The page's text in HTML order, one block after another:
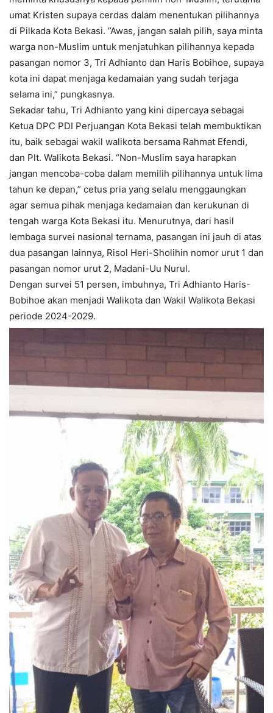
umat Kristen supaya cerdas dalam menentukan pilihannya
di Pilkada Kota Bekasi. ”Awas, jangan salah pilih, saya minta
warga non-Muslim untuk menjatuhkan pilihannya kepada
pasangan nomor 3, Tri Adhianto dan Haris Bobihoe, supaya
kota ini dapat menjaga kedamaian yang sudah terjaga
selama ini,” pungkasnya.
Sekadar tahu, Tri Adhianto yang kini dipercaya sebagai
Ketua DPC PDI Perjuangan Kota Bekasi telah membuktikan
itu, baik sebagai wakil walikota bersama Rahmat Efendi,
dan Plt. Walikota Bekasi. “Non-Muslim saya harapkan
jangan mencoba-coba dalam memilih pilihannya untuk lima
tahun ke depan,” cetus pria yang selalu menggaungkan
agar semua pihak menjaga kedamaian dan kerukunan di
tengah warga Kota Bekasi itu. Menurutnya, dari hasil
lembaga survei nasional ternama, pasangan ini jauh di atas
dua pasangan lainnya, Risol Heri-Sholihin nomor urut 1 dan
pasangan nomor urut 2, Madani-Uu Nurul.
Dengan survei 51 persen, imbuhnya, Tri Adhianto Haris-
Bobihoe akan menjadi Walikota dan Wakil Walikota Bekasi
periode 2024-2029.